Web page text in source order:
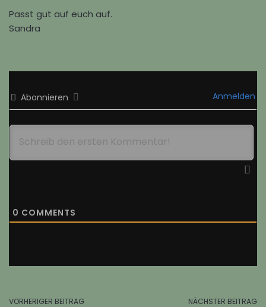
Passt gut auf euch auf.
Sandra
Abonnieren Anmelden
0 COMMENTS
VORHERIGER BEITRAG NÄCHSTER BEITRAG